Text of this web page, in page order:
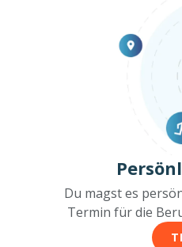
Du magst es
Termin für die